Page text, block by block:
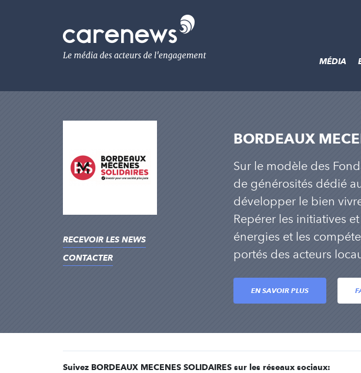
Le
média
de
MÉDIA
RECEVOIR LES NEWS
CONTACTER
BORDEAUX
Sur le modèle des
de générosités dédié
développer le bien
Repérer les initiatives
énergies et les
portés des acteurs
EN SAVOIR PLUS
Suivez BORDEAUX MECENES SOLIDAIRES sur les réseaux sociaux: